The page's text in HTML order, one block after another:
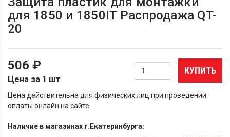
для 1850 и 1850IT Распродажа QT-
20
506 ₽
Цена за 1 шт
КУПИТЬ
Цена действительна для физических лиц при проведении
оплаты онлайн на сайте
Наличие в магазинах г.Екатеринбурга: